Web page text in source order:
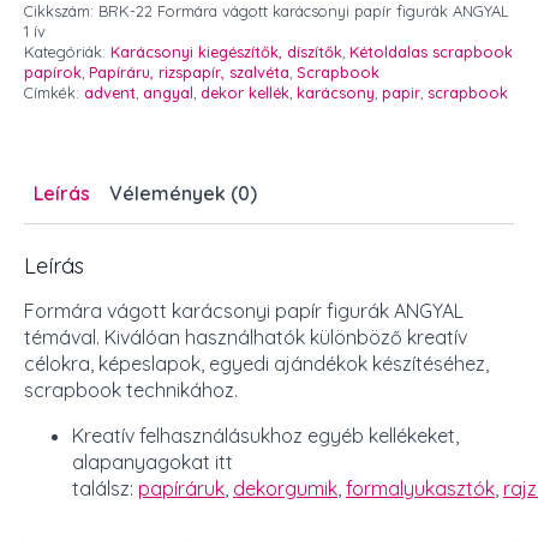
Cikkszám: BRK-22 Formára vágott karácsonyi papír figurák ANGYAL
1 ív
Kategóriák: Karácsonyi kiegészítők, díszítők Kétoldalas scrapbook
papírok Papíráru, rizspapír, szalvéta Scrapbook
Címkék: advent angyal dekor kellék karácsony papir scrapbook
Leírás Vélemények (0)
Leírás
Formára vágott karácsonyi papír figurák ANGYAL
témával. Kiválóan használhatók különböző kreatív
célokra, képeslapok, egyedi ajándékok készítéséhez,
scrapbook technikához.
Kreatív felhasználásukhoz egyéb kellékeket,
alapanyagokat itt
találsz: papíráruk, dekorgumik, formalyukasztók,